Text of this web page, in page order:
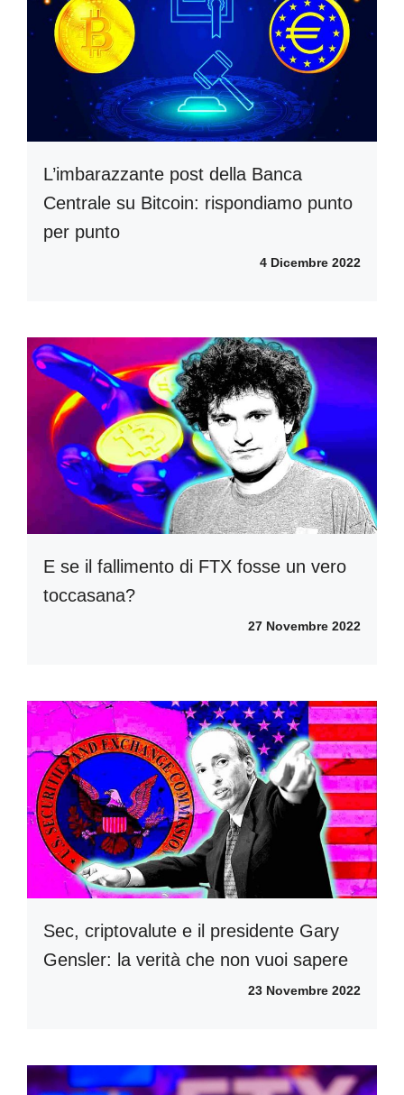
L’imbarazzante post della Banca
Centrale su Bitcoin: rispondiamo punto
per punto
4 Dicembre 2022
E se il fallimento di FTX fosse un vero
toccasana?
27 Novembre 2022
Sec, criptovalute e il presidente Gary
Gensler: la verità che non vuoi sapere
23 Novembre 2022